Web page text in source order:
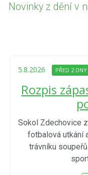
Novinky z dění v
5.8.2026 PŘED 2 DNY
Rozpis
Sokol Zdechovice
fotbalová utkání
trávníku